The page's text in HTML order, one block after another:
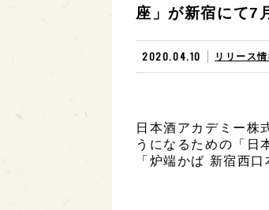
座」が新宿にて7
2020.04.10 リリース情
日本酒アカデミー株
うになるための「日
「炉端かば 新宿西